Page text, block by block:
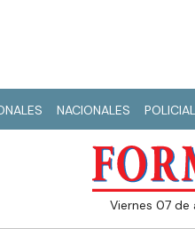
NACIONALES
viernes 07